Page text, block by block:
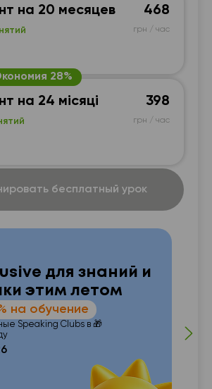
на 20 месяцев 468
грн / час
28%
на 24 місяці 398
грн / час
бесплатный урок
для знаний и
этим летом
на обучение
Speaking Clubs в 🎁